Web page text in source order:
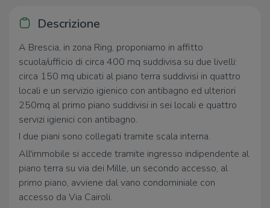
Descrizione
A Brescia, in zona Ring, proponiamo in affitto
scuola/ufficio di circa 400 mq suddivisa su due livelli:
circa 150 mq ubicati al piano terra suddivisi in quattro
locali e un servizio igienico con antibagno ed ulteriori
250mq al primo piano suddivisi in sei locali e quattro
servizi igienici con antibagno.
I due piani sono collegati tramite scala interna.
All'immobile si accede tramite ingresso indipendente al
piano terra su via dei Mille, un secondo accesso, al
primo piano, avviene dal vano condominiale con
accesso da Via Cairoli.